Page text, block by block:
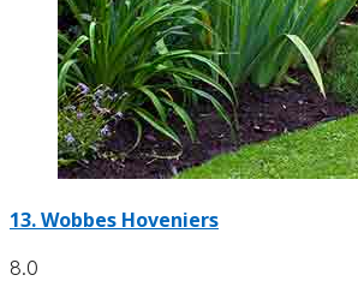
13.Wobbes Hoveniers
8.0